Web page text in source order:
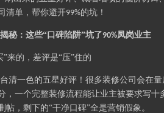
清单，帮你避开99%的坑！
秘：这些“口碑陷阱”坑了90%凤岗业主
”来的，差评是“压”住的
清一色的五星好评！很多装修公司会在
，一个完整装修流程能让业主被要求写
帖，剩下的“干净口碑”全是营销假象。